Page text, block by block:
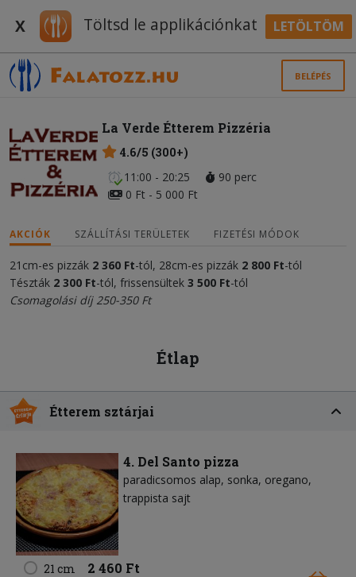
X Töltsd le applikációnkat LETÖLTÖM
BELÉPÉS
La Verde Étterem Pizzéria
4.6/5 (300+)
11:00 - 20:25
90 perc
0 Ft - 5 000 Ft
AKCIÓK SZÁLLÍTÁSI TERÜLETEK FIZETÉSI MÓDOK
21cm-es pizzák 2 360 Ft-tól, 28cm-es pizzák 2 800 Ft-tól
Tészták 2 300 Ft-tól, frissensültek 3 500 Ft-tól
Csomagolási díj 250-350 Ft
Étlap
Étterem sztárjai
4. Del Santo pizza
paradicsomos alap sonka oregano
trappista sajt
21 cm 2 460 Ft